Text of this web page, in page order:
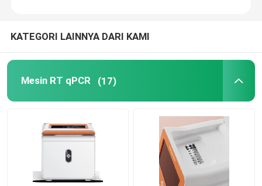
Perangkat PCR HPV
PCR Virus Herpes Simpleks
Tes PCR Pernafasan
Alat Tes Pencernaan
KATEGORI LAINNYA DARI KAMI
Mesin RT qPCR (17)